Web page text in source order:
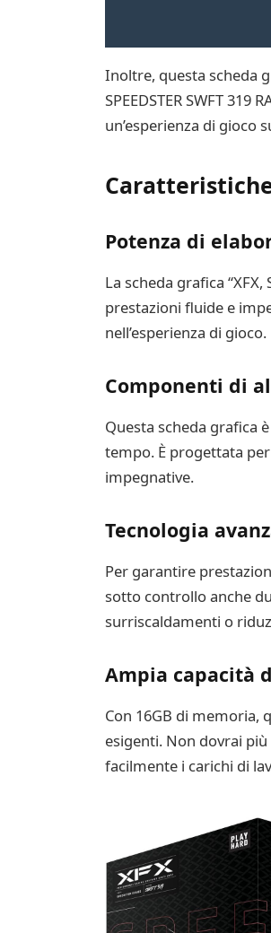
Inoltre, questa scheda
SPEEDSTER SWFT
un’esperienza di gioco
Potenza di
La scheda grafica
prestazioni fluide e
nell’esperienza di gioco.
Componenti di
Questa scheda grafica
tempo. È progettata
impegnative.
Tecnologia
Per garantire
sotto controllo anche
surriscaldamenti o
Ampia capacità
Con 16GB di memoria,
esigenti. Non dovrai
facilmente i carichi di